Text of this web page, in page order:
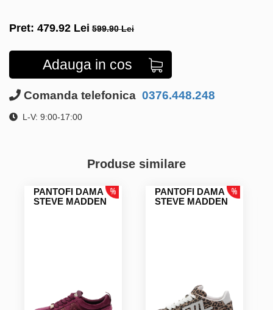
Pret: 479.92 Lei 599.90 Lei
Adauga in cos
Comanda telefonica 0376.448.248
L-V: 9:00-17:00
Produse similare
PANTOFI DAMA
STEVE MADDEN
PANTOFI DAMA
STEVE MADDEN